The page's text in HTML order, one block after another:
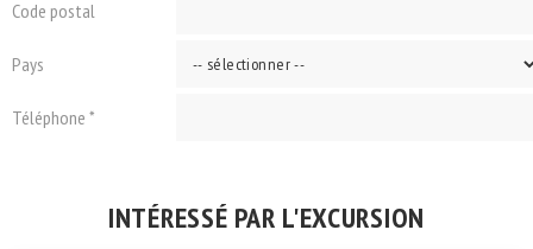
Code postal
Pays
Téléphone *
INTÉRESSÉ PAR L'EXCURSION